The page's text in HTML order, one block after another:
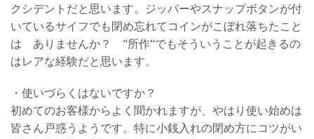
クシデントだと思います。ジッパーやスナップボタンが付
いているサイフでも閉め忘れてコインがこぼれ落ちたこと
は ありませんか？ ”所作”でもそういうことが起きるの
はレアな経験だと思います。
・使いづらくはないですか？
初めてのお客様からよく聞かれますが、やはり使い始めは
皆さん戸惑うようです。特に小銭入れの閉め方にコツがい